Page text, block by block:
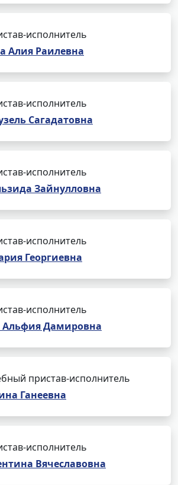
исполнитель
Алия Раилевна
исполнитель
Сагадатовна
исполнитель
Зайнулловна
исполнитель
Георгиевна
исполнитель
Дамировна
пристав-исполнитель
Ганеевна
исполнитель
Вячеславовна